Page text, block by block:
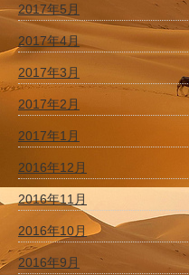
2017年5月
2017年4月
2017年3月
2017年2月
2017年1月
2016年12月
2016年11月
2016年10月
2016年9月